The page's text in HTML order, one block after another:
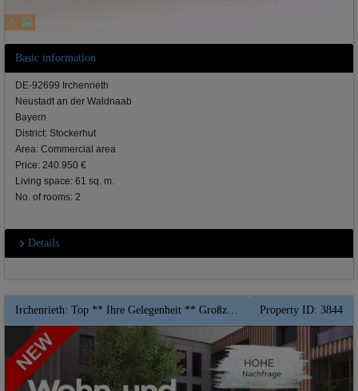
5
Basic information
DE-92699 Irchenrieth
Neustadt an der Waldnaab
Bayern
District: Stockerhut
Area: Commercial area
Price: 240.950 €
Living space: 61 sq. m.
No. of rooms: 2
Details
Property ID: 3844